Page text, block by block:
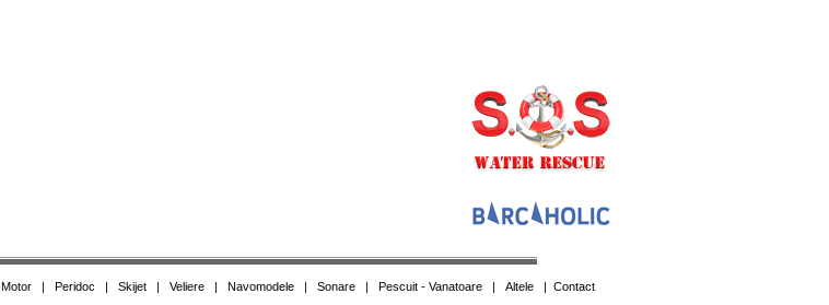
Motor | Peridoc | Skijet | Veliere | Navomodele | Sonare | Pescuit - Vanatoare | Altele | Contact